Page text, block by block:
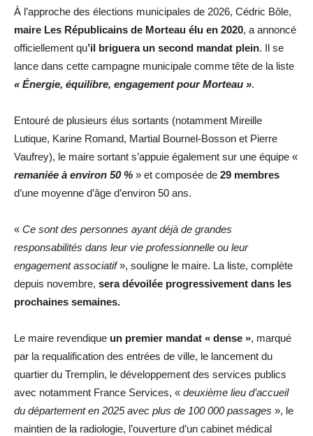
À l’approche des élections municipales de 2026, Cédric Bôle,
maire Les Républicains de Morteau élu en 2020, a annoncé
officiellement qu’il briguera un second mandat plein. Il se
lance dans cette campagne municipale comme tête de la liste
« Énergie, équilibre, engagement pour Morteau ».
Entouré de plusieurs élus sortants (notamment Mireille
Lutique, Karine Romand, Martial Bournel-Bosson et Pierre
Vaufrey), le maire sortant s’appuie également sur une équipe «
remaniée à environ 50 % » et composée de 29 membres
d’une moyenne d’âge d’environ 50 ans.
« Ce sont des personnes ayant déjà de grandes
responsabilités dans leur vie professionnelle ou leur
engagement associatif», souligne le maire. La liste, complète
depuis novembre, sera dévoilée progressivement dans les
prochaines semaines.
Le maire revendique un premier mandat « dense », marqué
par la requalification des entrées de ville, le lancement du
quartier du Tremplin, le développement des services publics
avec notamment France Services, « deuxième lieu d’accueil
du département en 2025 avec plus de 100 000 passages », le
maintien de la radiologie, l’ouverture d’un cabinet médical